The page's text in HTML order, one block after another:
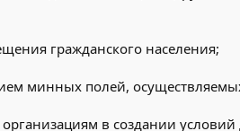
гражданского населения;
минных полей,
в создании